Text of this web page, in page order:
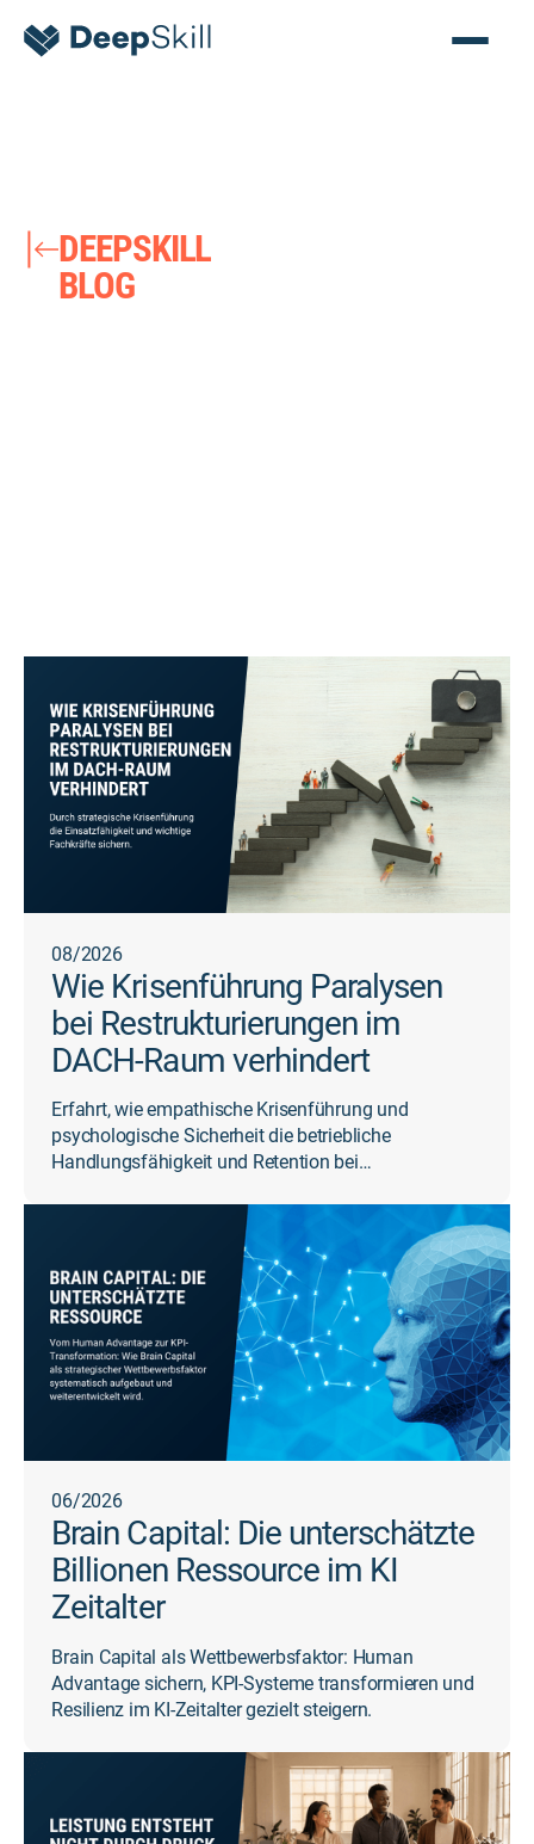
DEEPSKILL
BLOG
08/2026
Wie Krisenführung Paralysen
bei Restrukturierungen im
DACH-Raum verhindert
Erfahrt, wie empathische Krisenführung und
psychologische Sicherheit die betriebliche
Handlungsfähigkeit und Retention bei
06/2026
Brain Capital: Die unterschätzte
Billionen Ressource im KI
Zeitalter
Brain Capital als Wettbewerbsfaktor: Human
Advantage sichern, KPI-Systeme transformieren und
Resilienz im KI-Zeitalter gezielt steigern.